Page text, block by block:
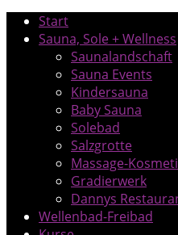
Start
Sauna, Sole + Wellness
Saunalandschaft
Sauna Events
Kindersauna
Baby Sauna
Solebad
Salzgrotte
Massage-
Gradierwerk
Dannys
Wellenbad-Freibad